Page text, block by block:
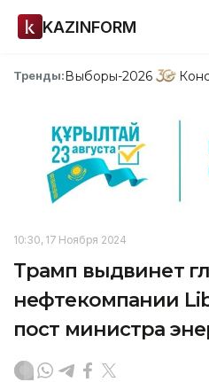
KAZINFORM
Тренды:Выборы-2026
10:30, 17 Ноября 2024
Трамп выдвинет
нефтекомпании
пост министра